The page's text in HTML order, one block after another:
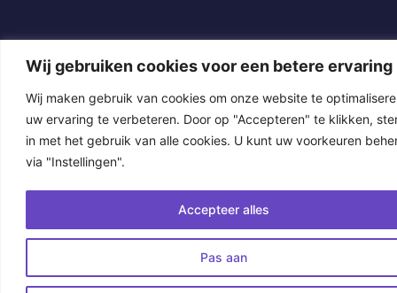
Wij gebruiken cookies voor een betere ervaring
Wij maken gebruik van cookies om onze website te
uw ervaring te verbeteren. Door op "Accepteren" te klikken,
in met het gebruik van alle cookies. U kunt uw voorkeuren
via "Instellingen".
Pas aan
Accepteer alles